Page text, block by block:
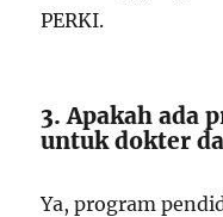
PERKI.
3. Apakah ada
untuk dokter
Ya, program